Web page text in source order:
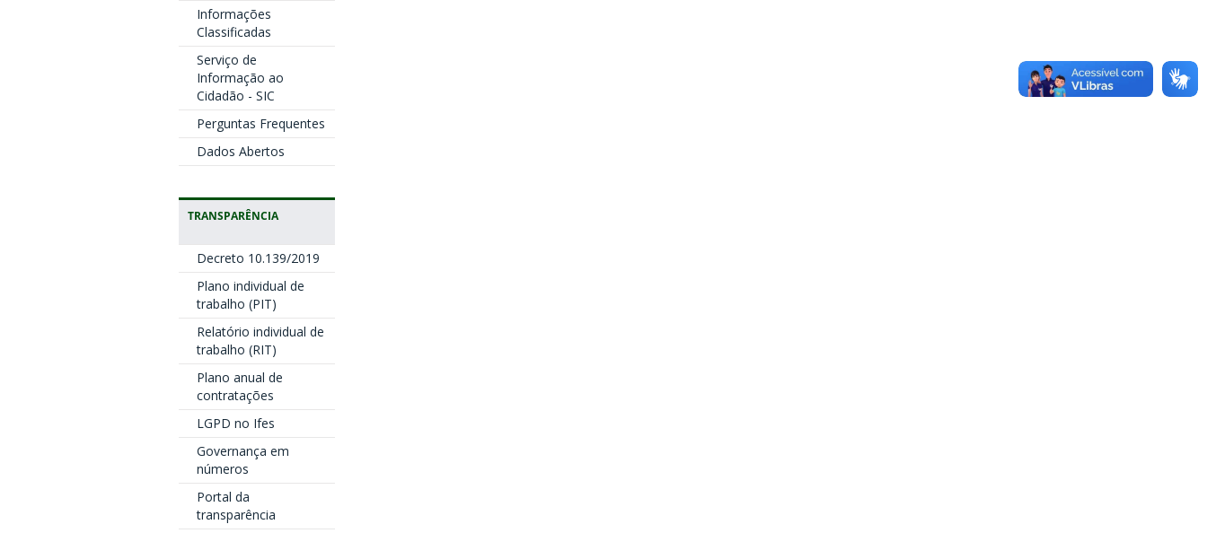
Informações
Classificadas
Serviço de
Informação ao
Cidadão - SIC
Perguntas Frequentes
Dados Abertos
TRANSPARÊNCIA
Decreto 10.139/2019
Plano individual de
trabalho (PIT)
Relatório individual de
trabalho (RIT)
Plano anual de
contratações
LGPD no Ifes
Governança em
números
Portal da
transparência